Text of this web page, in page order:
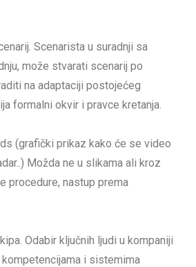
Scenarista u suradnji sa
može stvarati scenarij po
na adaptaciji postojećeg
formalni okvir i pravce kretanja.
(grafički prikaz kako će se video
Možda ne u slikama ali kroz
procedure, nastup prema
Odabir ključnih ljudi u kompaniji
i sistemima